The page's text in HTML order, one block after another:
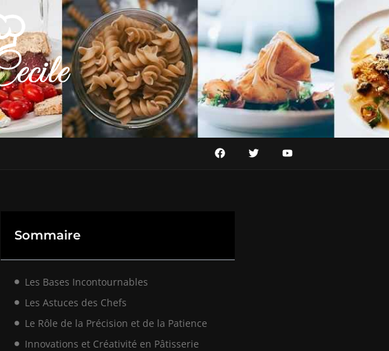
Sommaire
Les Bases Incontournables
Les Astuces des Chefs
Le Rôle de la Précision et de la Patience
Innovations et Créativité en Pâtisserie